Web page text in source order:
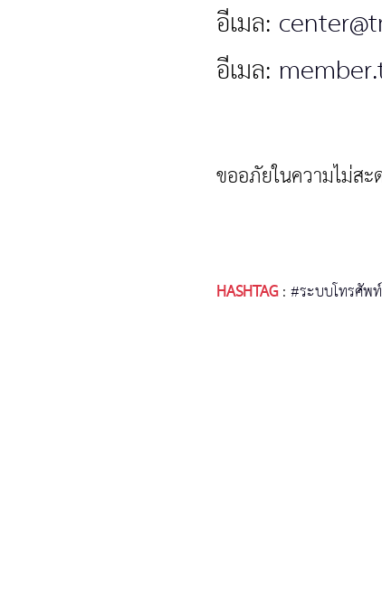
อีเมล:
อีเมล:
ขออภัยในความไม่ส
HASHTAG:#ระบบโทรศัพ